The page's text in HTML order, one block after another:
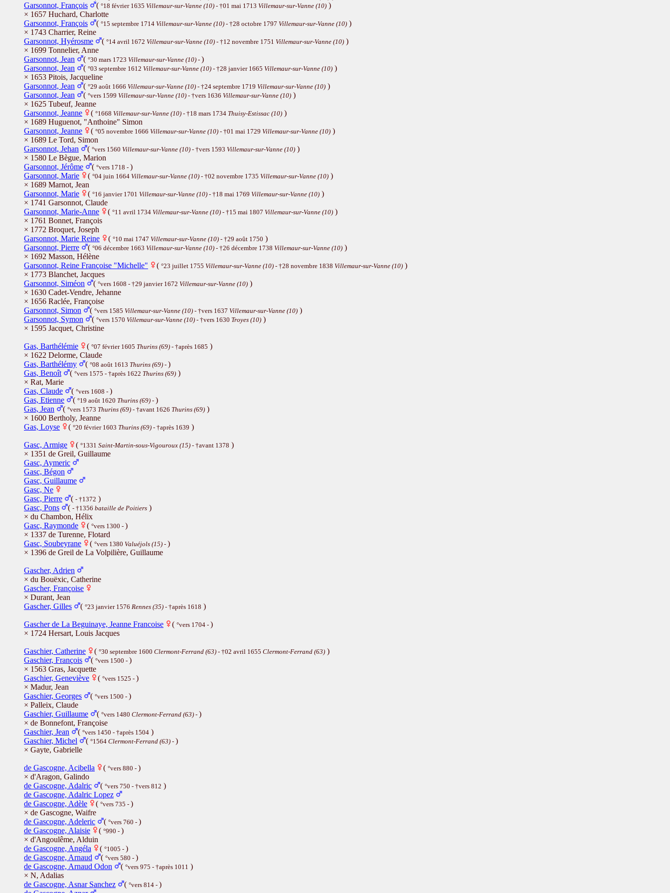
Garsonnot, François
( °18 février 1635 Villemaur-sur-Vanne (10) - †01 mai 1713 Villemaur-sur-Vanne (10) )
× 1657 Huchard, Charlotte
Garsonnot, François
( °15 septembre 1714 Villemaur-sur-Vanne (10) - †28 octobre 1797 Villemaur-sur-Vanne (10) )
× 1743 Charrier, Reine
Garsonnot, Hyérosme
( °14 avril 1672 Villemaur-sur-Vanne (10) - †12 novembre 1751 Villemaur-sur-Vanne (10) )
× 1699 Tonnelier, Anne
Garsonnot, Jean
( °30 mars 1723 Villemaur-sur-Vanne (10) - )
Garsonnot, Jean
( °03 septembre 1612 Villemaur-sur-Vanne (10) - †28 janvier 1665 Villemaur-sur-Vanne (10) )
× 1653 Pitois, Jacqueline
Garsonnot, Jean
( °29 août 1666 Villemaur-sur-Vanne (10) - †24 septembre 1719 Villemaur-sur-Vanne (10) )
Garsonnot, Jean
( °vers 1599 Villemaur-sur-Vanne (10) - †vers 1636 Villemaur-sur-Vanne (10) )
× 1625 Tubeuf, Jeanne
Garsonnot, Jeanne
( °1668 Villemaur-sur-Vanne (10) - †18 mars 1734 Thuisy-Estissac (10) )
× 1689 Huguenot, "Anthoine" Simon
Garsonnot, Jeanne
( °05 novembre 1666 Villemaur-sur-Vanne (10) - †01 mai 1729 Villemaur-sur-Vanne (10) )
× 1689 Le Tord, Simon
Garsonnot, Jehan
( °vers 1560 Villemaur-sur-Vanne (10) - †vers 1593 Villemaur-sur-Vanne (10) )
× 1580 Le Bègue, Marion
Garsonnot, Jérôme
( °vers 1718 - )
Garsonnot, Marie
( °04 juin 1664 Villemaur-sur-Vanne (10) - †02 novembre 1735 Villemaur-sur-Vanne (10) )
× 1689 Marnot, Jean
Garsonnot, Marie
( °16 janvier 1701 Villemaur-sur-Vanne (10) - †18 mai 1769 Villemaur-sur-Vanne (10) )
× 1741 Garsonnot, Claude
Garsonnot, Marie-Anne
( °11 avril 1734 Villemaur-sur-Vanne (10) - †15 mai 1807 Villemaur-sur-Vanne (10) )
× 1761 Bonnet, François
× 1772 Broquet, Joseph
Garsonnot, Marie Reine
( °10 mai 1747 Villemaur-sur-Vanne (10) - †29 août 1750 )
Garsonnot, Pierre
( °06 décembre 1663 Villemaur-sur-Vanne (10) - †26 décembre 1738 Villemaur-sur-Vanne (10) )
× 1692 Masson, Hélène
Garsonnot, Reine Françoise "Michelle"
( °23 juillet 1755 Villemaur-sur-Vanne (10) - †28 novembre 1838 Villemaur-sur-Vanne (10) )
× 1773 Blanchet, Jacques
Garsonnot, Siméon
( °vers 1608 - †29 janvier 1672 Villemaur-sur-Vanne (10) )
× 1630 Cadet-Vendre, Jehanne
× 1656 Raclée, Françoise
Garsonnot, Simon
( °vers 1585 Villemaur-sur-Vanne (10) - †vers 1637 Villemaur-sur-Vanne (10) )
Garsonnot, Symon
( °vers 1570 Villemaur-sur-Vanne (10) - †vers 1630 Troyes (10) )
× 1595 Jacquet, Christine
Gas, Barthélémie ( °07 février 1605 Thurins (69) - †après 1685 )
× 1622 Delorme, Claude
Gas, Barthélémy
( °08 août 1613 Thurins (69) - )
Gas, Benoît
( °vers 1575 - †après 1622 Thurins (69) )
× Rat, Marie
Gas, Claude
( °vers 1608 - )
Gas, Etienne
( °19 août 1620 Thurins (69) - )
Gas, Jean
( °vers 1573 Thurins (69) - †avant 1626 Thurins (69) )
× 1600 Bertholy, Jeanne
Gas, Loyse
( °20 février 1603 Thurins (69) - †après 1639 )
Gasc, Armige ( °1331 Saint-Martin-sous-Vigouroux (15) - †avant 1378 )
× 1351 de Greil, Guillaume
Gasc, Aymeric
Gasc, Bégon
Gasc, Guillaume
Gasc, Ne
Gasc, Pierre
( - †1372 )
Gasc, Pons
( - †1356 bataille de Poitiers )
× du Chambon, Hélix
Gasc, Raymonde
( °vers 1300 - )
× 1337 de Turenne, Flotard
Gasc, Soubeyrane
( °vers 1380 Valuéjols (15) - )
× 1396 de Greil de La Volpilière, Guillaume
Gascher, Adrien
× du Bouëxic, Catherine
Gascher, Françoise
× Durant, Jean
Gascher, Gilles
( °23 janvier 1576 Rennes (35) - †après 1618 )
Gascher de La Beguinaye, Jeanne Francoise ( °vers 1704 - )
× 1724 Hersart, Louis Jacques
Gaschier, Catherine ( °30 septembre 1600 Clermont-Ferrand (63) - †02 avril 1655 Clermont-Ferrand (63) )
Gaschier, François
( °vers 1500 - )
× 1563 Gras, Jacquette
Gaschier, Geneviève
( °vers 1525 - )
× Madur, Jean
Gaschier, Georges
( °vers 1500 - )
× Palleix, Claude
Gaschier, Guillaume
( °vers 1480 Clermont-Ferrand (63) - )
× de Bonnefont, Françoise
Gaschier, Jean
( °vers 1450 - †après 1504 )
Gaschier, Michel
( °1564 Clermont-Ferrand (63) - )
× Gayte, Gabrielle
de Gascogne, Acibella ( °vers 880 - )
× d'Aragon, Galindo
de Gascogne, Adalric
( °vers 750 - †vers 812 )
de Gascogne, Adalric Lopez
de Gascogne, Adèle
( °vers 735 - )
× de Gascogne, Waifre
de Gascogne, Adeleric
( °vers 760 - )
de Gascogne, Alaisie
( °990 - )
× d'Angoulême, Alduin
de Gascogne, Angéla
( °1005 - )
de Gascogne, Arnaud
( °vers 580 - )
de Gascogne, Arnaud Odon
( °vers 975 - †après 1011 )
× N, Adalias
de Gascogne, Asnar Sanchez
( °vers 814 - )